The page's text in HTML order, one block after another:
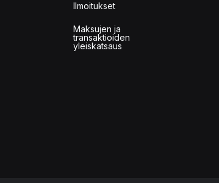
Ilmoitukset
Maksujen ja
transaktioiden
yleiskatsaus